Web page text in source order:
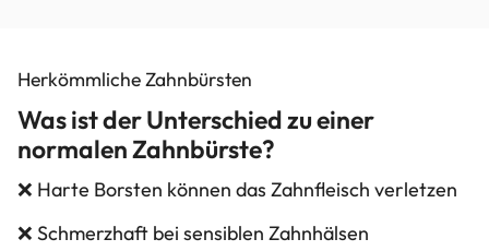
Herkömmliche Zahnbürsten
Was ist der Unterschied zu einer
normalen Zahnbürste?
❌ Harte Borsten können das Zahnfleisch verletzen
❌ Schmerzhaft bei sensiblen Zahnhälsen